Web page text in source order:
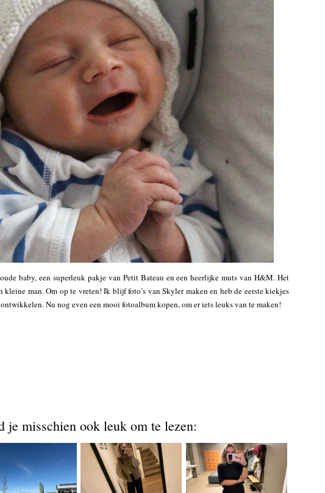
baby, een superleuk pakje van Petit Bateau en een heerlijke muts van H&M. Het
man. Om op te vreten! Ik blijf foto’s van Skyler maken en heb de eerste kiekjes
Nu nog even een mooi fotoalbum kopen, om er iets leuks van te maken!
je misschien ook leuk om te lezen: